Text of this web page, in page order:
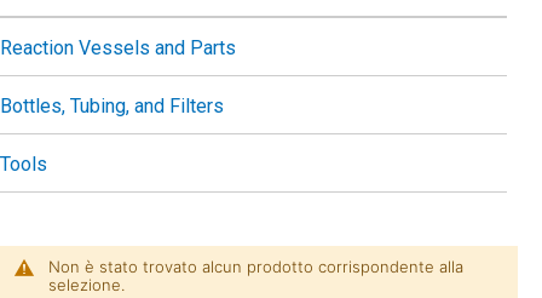
Non è stato trovato alcun prodotto corrispondente alla
selezione.
Reaction Vessels and Parts
Bottles, Tubing, and Filters
Tools